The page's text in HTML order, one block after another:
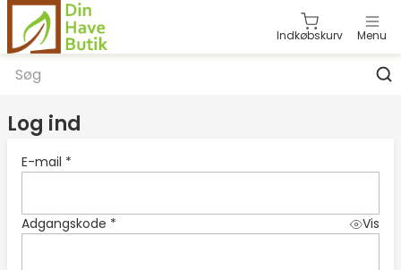
Category: 1 Category: 2 Category: 3 Category: 4
Category: 9
Indkøbskurv Menu
Log ind
E-mail *
Adgangskode * Vis